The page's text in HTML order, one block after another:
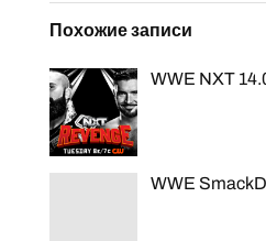
Похожие записи
WWE NXT
WWE